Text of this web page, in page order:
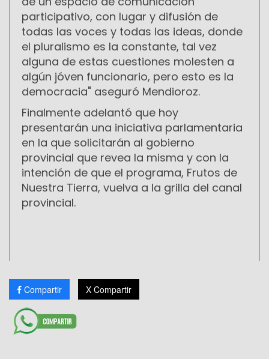
participativo, con lugar y difusión de
todas las voces y todas las ideas, donde
el pluralismo es la constante, tal vez
alguna de estas cuestiones molesten a
algún jóven funcionario, pero esto es la
democracia" aseguró Mendioroz.
Finalmente adelantó que hoy
presentarán una iniciativa parlamentaria
en la que solicitarán al gobierno
provincial que revea la misma y con la
intención de que el programa, Frutos de
Nuestra Tierra, vuelva a la grilla del canal
provincial.
Compartir X Compartir